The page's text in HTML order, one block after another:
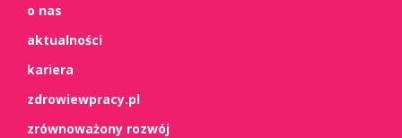
o nas
aktualności
kariera
zdrowiewpracy.pl
zrównoważony rozwój